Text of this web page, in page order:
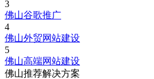
3
佛山谷歌推广
4
佛山外贸网站建设
5
佛山高端网站建设
佛山推荐解决方案